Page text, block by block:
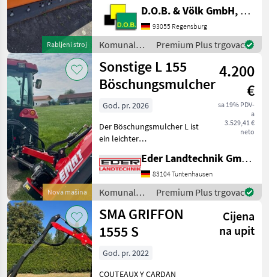
Rabljeni stroj
PSV Gleitkufensatz
Standard Komunalna
oprema i vozila Zimska
oprema
D.O.B. & Völk GmbH, Filiale Regensburg
93055 Regensburg
Komunalna
oprema i
vozila /
Samasz
Premium Plus trgovac
Nova mašina
Sonstige L 155
Böschungsmulcher
4.200
€
sa 19% PDV-
a
3.529,41 €
neto
God. pr. 2026
Der Böschungsmulcher L ist
ein leichter
Parallelogrammführung
und die ideale Lösung für
Traktoren mit geringerer
Leistung (Ab 25 PS). Er
eignet s
Eder Landtechnik GmbH
83104 Tuntenhausen
Komunalna
oprema i
vozila /
Sonstige
Premium Plus trgovac
SMA GRIFFON
1555 S
Cijena
na upit
God. pr. 2022
COUTEAUX Y CARDAN